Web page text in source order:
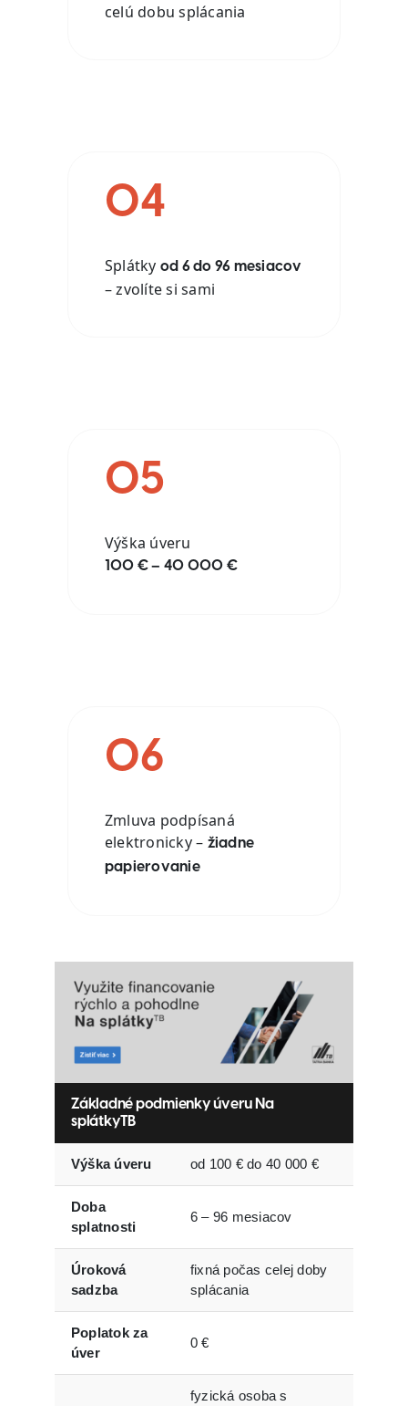
celú dobu splácania
04
Splátky od 6 do 96 mesiacov
– zvolíte si sami
05
Výška úveru
100 € – 40 000 €
06
Zmluva podpísaná
elektronicky – žiadne
papierovanie
Základné podmienky úveru Na
splátkyTB
Výška úveru od 100 € do 40 000 €
Doba
splatnosti
6 – 96 mesiacov
Úroková
sadzba
fixná počas celej doby
splácania
Poplatok za
úver
0 €
fyzická osoba s